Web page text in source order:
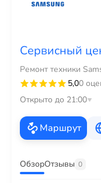
Сервисный
Ремонт техники
5,00
Открыто до 21:00
Маршрут
ОбзорОтзывы 0